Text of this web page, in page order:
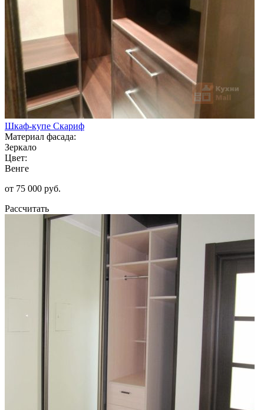
Шкаф-купе Скариф
Материал фасада:
Зеркало
Цвет:
Венге
от 75 000 руб.
Рассчитать